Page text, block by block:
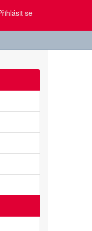
se